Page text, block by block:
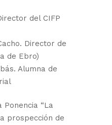
del CIFP
Director de
de Ebro)
Alumna de
“La
prospección de